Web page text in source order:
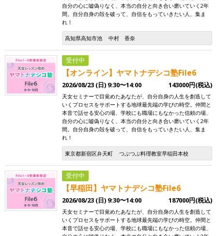
自分の心に嘘偽りなく、本当の自分と向き合い磨いていく2年
間。自分自身の殻を破って、自信をもっていきたい人、集ま
れ！
高知県高知市池 中村 香奈
受付中
【オンライン】ヤマトナデシコ塾File6
2026/08/23 (日) 9:30〜14:00 143000円(税込)
天女セミナーで目覚めたあなたが、自分自身の人生を創造して
いくプロセスをサポートする地球最先端の学びの時空。仲間と
本音で話せる安心の場、学校にも職場にもなかった信頼の場、
自分の心に嘘偽りなく、本当の自分と向き合い磨いていく2年
間。自分自身の殻を破って、自信をもっていきたい人、集ま
れ！
東京都新宿区弁天町 つぶつぶ料理教室早稲田本校
受付中
【早稲田】ヤマトナデシコ塾File6
2026/08/23 (日) 9:30〜14:00 187000円(税込)
天女セミナーで目覚めたあなたが、自分自身の人生を創造して
いくプロセスをサポートする地球最先端の学びの時空。仲間と
本音で話せる安心の場、学校にも職場にもなかった信頼の場、